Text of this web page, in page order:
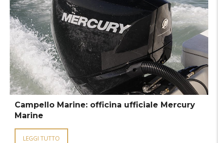
Campello Marine: officina ufficiale Mercury
Marine
LEGGI TUTTO